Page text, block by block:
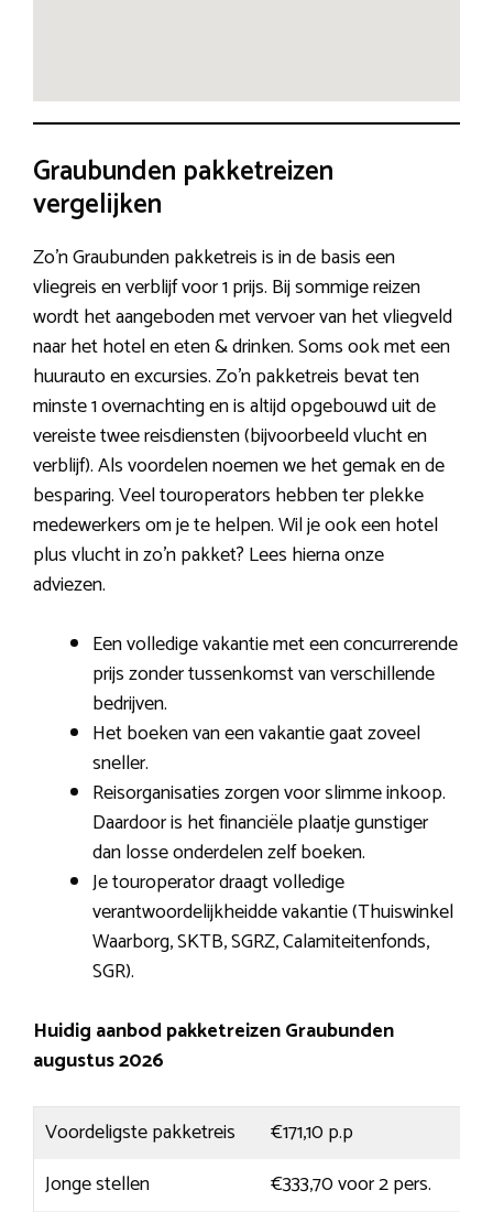
Graubunden pakketreizen
vergelijken
Zo’n Graubunden pakketreis is in de basis een
vliegreis en verblijf voor 1 prijs. Bij sommige reizen
wordt het aangeboden met vervoer van het vliegveld
naar het hotel en eten & drinken. Soms ook met een
huurauto en excursies. Zo’n pakketreis bevat ten
minste 1 overnachting en is altijd opgebouwd uit de
vereiste twee reisdiensten (bijvoorbeeld vlucht en
verblijf). Als voordelen noemen we het gemak en de
besparing. Veel touroperators hebben ter plekke
medewerkers om je te helpen. Wil je ook een hotel
plus vlucht in zo’n pakket? Lees hierna onze
adviezen.
Een volledige vakantie met een concurrerende
prijs zonder tussenkomst van verschillende
bedrijven.
Het boeken van een vakantie gaat zoveel
sneller.
Reisorganisaties zorgen voor slimme inkoop.
Daardoor is het financiële plaatje gunstiger
dan losse onderdelen zelf boeken.
Je touroperator draagt volledige
verantwoordelijkheidde vakantie (Thuiswinkel
Waarborg, SKTB, SGRZ, Calamiteitenfonds,
SGR).
Huidig aanbod pakketreizen Graubunden
augustus 2026
Voordeligste pakketreis
€171,10 p.p
Jonge stellen
€333,70 voor 2 pers.